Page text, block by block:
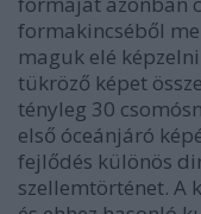
formakincséből
maguk elé
tükröző képet
tényleg 30
első óceánjáró
fejlődés különös
szellemtörténet. A